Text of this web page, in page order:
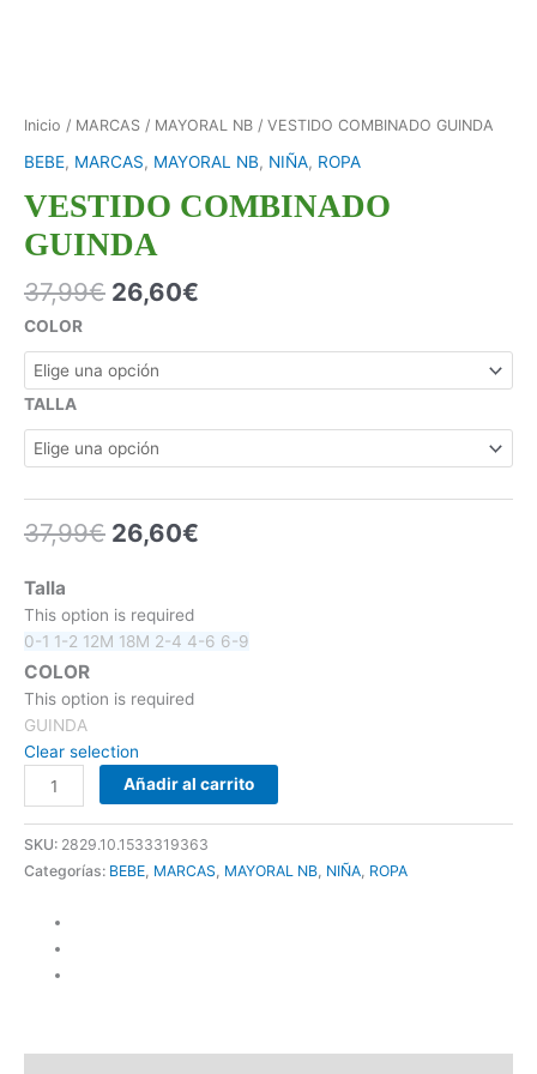
Inicio / MARCAS / MAYORAL NB / VESTIDO COMBINADO GUINDA
BEBE, MARCAS, MAYORAL NB, NIÑA, ROPA
VESTIDO COMBINADO
GUINDA
37,99€ 26,60€
COLOR
TALLA
37,99€ 26,60€
Talla
This option is required
0-1 1-2 12M 18M 2-4 4-6 6-9
COLOR
This option is required
GUINDA
Clear selection
Añadir al carrito
SKU: 2829.10.1533319363
Categorías: BEBE MARCAS MAYORAL NB NIÑA ROPA